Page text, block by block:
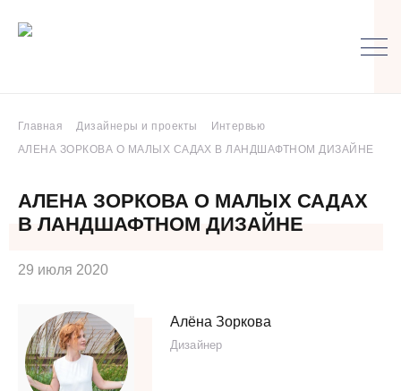
Главная Дизайнеры и проекты
Интервью
АЛЕНА ЗОРКОВА О МАЛЫХ САДАХ В ЛАНДШАФТНОМ ДИЗАЙНЕ
АЛЕНА ЗОРКОВА О МАЛЫХ САДАХ
В ЛАНДШАФТНОМ ДИЗАЙНЕ
29 июля 2020
Алёна Зоркова
Дизайнер